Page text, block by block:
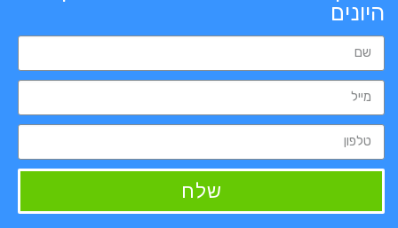
היונים
שלח